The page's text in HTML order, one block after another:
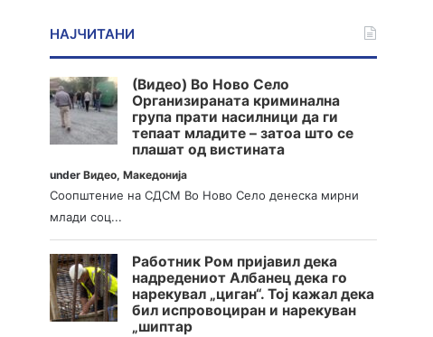
НАЈЧИТАНИ
(Видео) Во Ново Село
Организираната криминална
група прати насилници да ги
тепаат младите – затоа што се
плашат од вистината
underВидео,Македонија
Соопштение на СДСМ Во Ново Село денеска мирни
млади соц...
Работник Ром пријавил дека
надредениот Албанец дека го
нарекувал „циган“. Тој кажал дека
бил испровоциран и нарекуван
„шиптар